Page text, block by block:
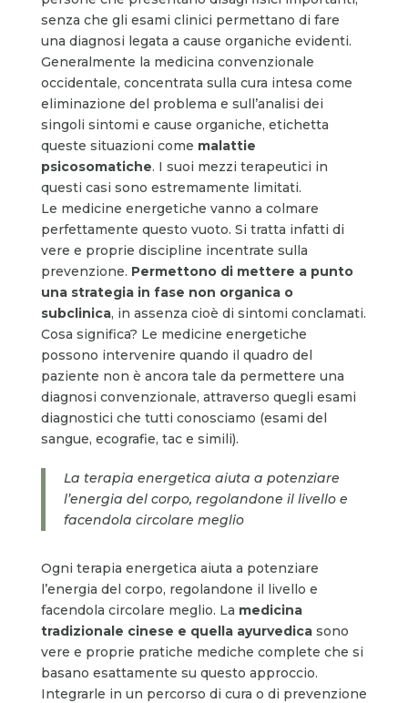
senza che gli esami clinici permettano di fare
una diagnosi legata a cause organiche evidenti.
Generalmente la medicina convenzionale
occidentale, concentrata sulla cura intesa come
eliminazione del problema e sull’analisi dei
singoli sintomi e cause organiche, etichetta
queste situazioni come malattie
psicosomatiche. I suoi mezzi terapeutici in
questi casi sono estremamente limitati.
Le medicine energetiche vanno a colmare
perfettamente questo vuoto. Si tratta infatti di
vere e proprie discipline incentrate sulla
prevenzione. Permettono di mettere a punto
una strategia in fase non organica o
subclinica, in assenza cioè di sintomi conclamati.
Cosa significa? Le medicine energetiche
possono intervenire quando il quadro del
paziente non è ancora tale da permettere una
diagnosi convenzionale, attraverso quegli esami
diagnostici che tutti conosciamo (esami del
sangue, ecografie, tac e simili).
La terapia energetica aiuta a potenziare
l’energia del corpo, regolandone il livello e
facendola circolare meglio
Ogni terapia energetica aiuta a potenziare
l’energia del corpo, regolandone il livello e
facendola circolare meglio. La medicina
tradizionale cinese e quella ayurvedica sono
vere e proprie pratiche mediche complete che si
basano esattamente su questo approccio.
Integrarle in un percorso di cura o di prevenzione